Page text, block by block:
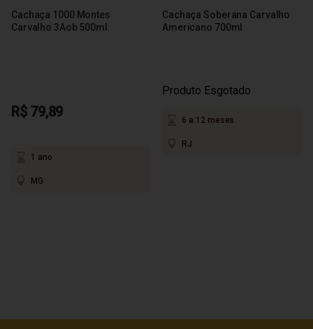
Cachaça 1000 Montes
Carvalho 3Aob 500ml
R$ 79,89
1 ano
MG
Cachaça Soberana Carvalho
Americano 700ml
Produto Esgotado
6 a 12 meses
RJ